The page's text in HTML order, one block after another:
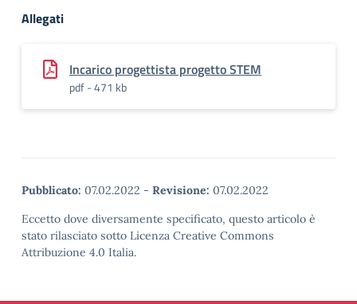
Allegati
Incarico progettista progetto STEM
pdf - 471 kb
Pubblicato: 07.02.2022 - Revisione: 07.02.2022
Eccetto dove diversamente specificato, questo articolo è
stato rilasciato sotto Licenza Creative Commons
Attribuzione 4.0 Italia.